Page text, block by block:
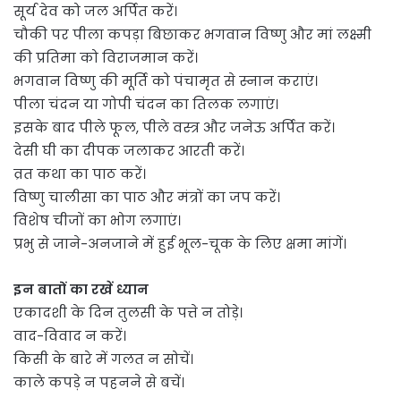
सूर्य देव को जल अर्पित करें।
चौकी पर पीला कपड़ा बिछाकर भगवान विष्णु और मां लक्ष्मी
की प्रतिमा को विराजमान करें।
भगवान विष्णु की मूर्ति को पंचामृत से स्नान कराएं।
पीला चंदन या गोपी चंदन का तिलक लगाएं।
इसके बाद पीले फूल, पीले वस्त्र और जनेऊ अर्पित करें।
देसी घी का दीपक जलाकर आरती करें।
व्रत कथा का पाठ करें।
विष्णु चालीसा का पाठ और मंत्रों का जप करें।
विशेष चीजों का भोग लगाएं।
प्रभु से जाने-अनजाने में हुई भूल-चूक के लिए क्षमा मांगें।
इन बातों का रखें ध्यान
एकादशी के दिन तुलसी के पत्ते न तोड़े।
वाद-विवाद न करें।
किसी के बारे में गलत न सोचें।
काले कपड़े न पहनने से बचें।